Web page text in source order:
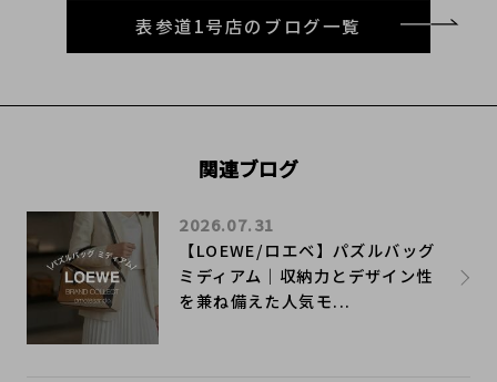
表参道1号店のブログ一覧
関連ブログ
【LOEWE/ロエベ】パズルバッグ
ミディアム｜収納力とデザイン性
を兼ね備えた人気モ...
2026.07.31